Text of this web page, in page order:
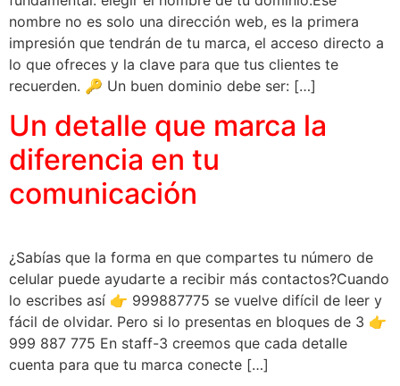
nombre no es solo una dirección web, es la primera
impresión que tendrán de tu marca, el acceso directo a
lo que ofreces y la clave para que tus clientes te
recuerden. 🔑 Un buen dominio debe ser: […]
Un detalle que marca la
diferencia en tu
comunicación
¿Sabías que la forma en que compartes tu número de
celular puede ayudarte a recibir más contactos?Cuando
lo escribes así 👉 999887775 se vuelve difícil de leer y
fácil de olvidar. Pero si lo presentas en bloques de 3 👉
999 887 775 En staff-3 creemos que cada detalle
cuenta para que tu marca conecte […]